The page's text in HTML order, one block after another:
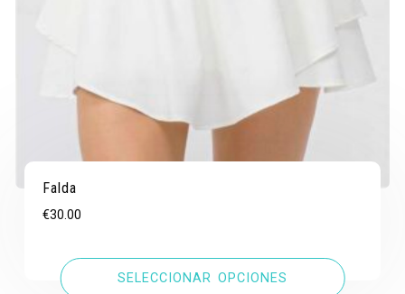
Falda
€30.00
SELECCIONAR OPCIONES